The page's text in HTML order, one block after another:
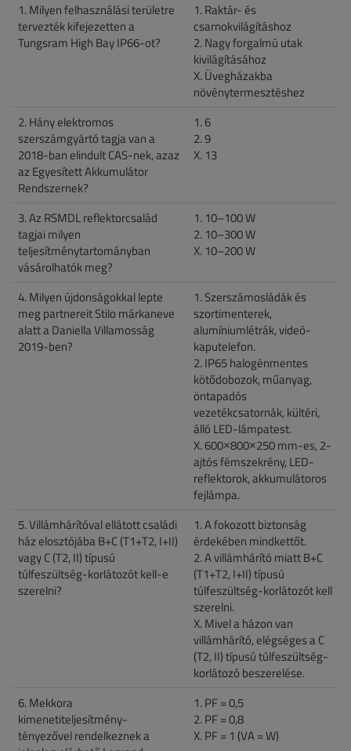
1. Milyen felhasználási területre
tervezték kifejezetten a
Tungsram High Bay IP66-ot?
1. Raktár- és
csarnokvilágításhoz
2. Nagy forgalmú utak
kivilágításához
X. Üvegházakba
növénytermesztéshez
2. Hány elektromos
szerszámgyártó tagja van a
2018-ban elindult CAS-nek, azaz
az Egyesített Akkumulátor
Rendszernek?
1. 6
2. 9
X. 13
3. Az RSMDL reflektorcsalád
tagjai milyen
teljesítménytartományban
vásárolhatók meg?
1. 10–100 W
2. 10–300 W
X. 10–200 W
4. Milyen újdonságokkal lepte
meg partnereit Stilo márkaneve
alatt a Daniella Villamosság
2019-ben?
1. Szerszámosládák és
szortimenterek,
alumíniumlétrák, videó-
kaputelefon.
2. IP65 halogénmentes
kötődobozok, műanyag,
öntapadós
vezetékcsatornák, kültéri,
álló LED-lámpatest.
X. 600×800×250 mm-es, 2-
ajtós fémszekrény, LED-
reflektorok, akkumulátoros
fejlámpa.
5. Villámhárítóval ellátott családi
ház elosztójába B+C (T1+T2, I+II)
vagy C (T2, II) típusú
túlfeszültség-korlátozót kell-e
szerelni?
1. A fokozott biztonság
érdekében mindkettőt.
2. A villámhárító miatt B+C
(T1+T2, I+II) típusú
túlfeszültség-korlátozót kell
szerelni.
X. Mivel a házon van
villámhárító, elégséges a C
(T2, II) típusú túlfeszültség-
korlátozó beszerelése.
6. Mekkora
kimenetiteljesítmény-
tényezővel rendelkeznek a
1. PF = 0,5
2. PF = 0,8
X. PF = 1 (VA = W)